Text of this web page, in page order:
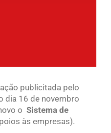
publicitada pelo
dia 16 de novembro
o Sistema de
às empresas).